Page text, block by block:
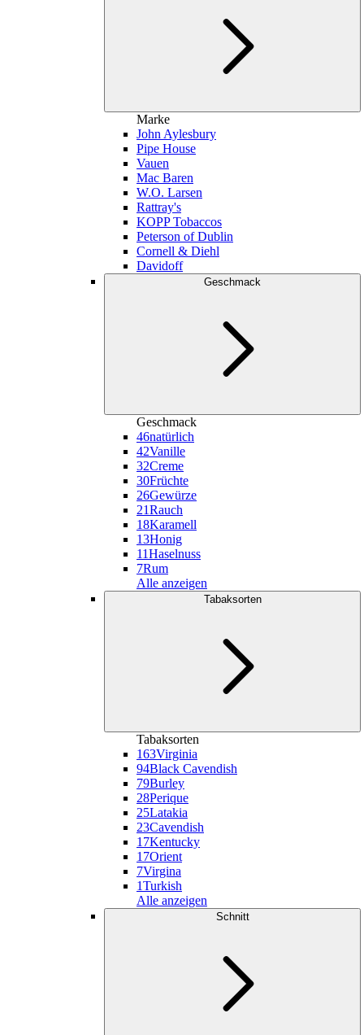
Marke
John Aylesbury
Pipe House
Vauen
Mac Baren
W.O. Larsen
Rattray's
KOPP Tobaccos
Peterson of Dublin
Cornell & Diehl
Davidoff
Geschmack
Geschmack
46natürlich
42Vanille
32Creme
30Früchte
26Gewürze
21Rauch
18Karamell
13Honig
11Haselnuss
7Rum
Alle anzeigen
Tabaksorten
Tabaksorten
163Virginia
94Black Cavendish
79Burley
28Perique
25Latakia
23Cavendish
17Kentucky
17Orient
7Virgina
1Turkish
Alle anzeigen
Schnitt